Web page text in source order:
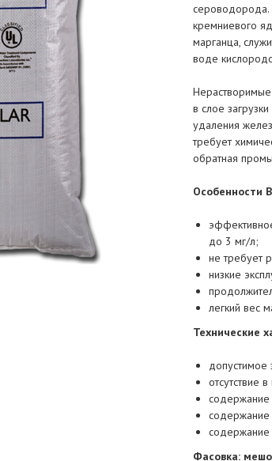
сероводорода.
кремниевого
марганца,
воде
Нерастворимые
в слое
удаления
требует
обратная
Особенности
до 3 мг/л;
не требует
низкие
легкий вес
Технические
допустимое
отсутствие
содержание
содержание
Фасовка: